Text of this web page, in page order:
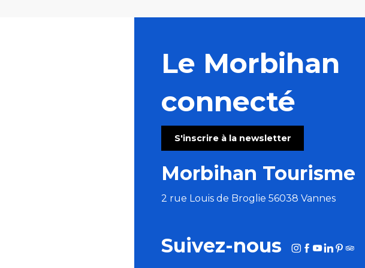
Le Morbihan
connecté
S'inscrire à la newsletter
Morbihan Tourisme
2 rue Louis de Broglie 56038 Vannes
Suivez-nous